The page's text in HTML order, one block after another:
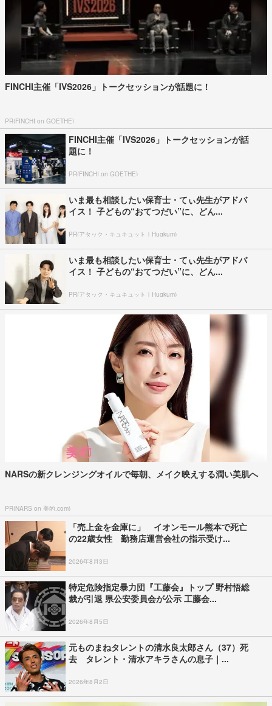
FINCHI主催「IVS2026」トークセッションが話題に！
PR(FINCHI on GOETHE)
FINCHI主催「IVS2026」トークセッションが話
題に！
PR(FINCHI on GOETHE)
いま最も相談したい保育士・てぃ先生がアドバ
イス！ 子どもの“おてつだい”に、どん...
PR(アタック・キュキュット｜Hugkum)
いま最も相談したい保育士・てぃ先生がアドバ
イス！ 子どもの“おてつだい”に、どん...
PR(アタック・キュキュット｜Hugkum)
NARSの新クレンジングオイルで毎朝、メイク映えする潤い美肌へ
PR(NARS on 美的.com)
「売上金を金庫に」 イオンモール熊本で死亡
の22歳女性 勤務店運営会社の指示受け...
2026年8月3日
特定危険指定暴力団『工藤会』トップ 野村悟総
裁が引退 県公安委員会が公示 工藤会...
2026年8月5日
元ものまねタレントの清水良太郎さん（37）死
去 タレント・清水アキラさんの息子｜...
2026年8月2日